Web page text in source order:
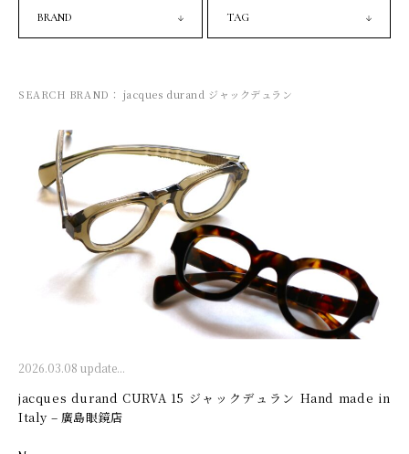
BRAND TAG
SEARCH BRAND： jacques durand ジャックデュラン
2026.03.08 update...
jacques durand CURVA 15 ジャックデュラン Hand made in
Italy – 廣島眼鏡店